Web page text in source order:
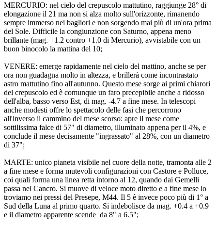
MERCURIO: nel cielo del crepuscolo mattutino, raggiunge 28° di
elongazione il 21 ma non si alza molto sull'orizzonte, rimanendo
sempre immerso nei bagliori e non sorgendo mai più di un'ora prima
del Sole. Difficile la congiunzione con Saturno, appena meno
brillante (mag. +1.2 contro +1.0 di Mercurio), avvistabile con un
buon binocolo la mattina del 10;
VENERE: emerge rapidamente nel cielo del mattino, anche se per
ora non guadagna molto in altezza, e brillerà come incontrastato
astro mattutino fino all'autunno. Questo mese sorge ai primi chiarori
del crepuscolo ed è comunque un faro precepibile anche a ridosso
dell'alba, basso verso Est, di mag. -4.7 a fine mese. In telescopi
anche modesti offre lo spettacolo delle fasi che percorrono
all'inverso il cammino del mese scorso: apre il mese come
sottilissima falce di 57" di diametro, illuminato appena per il 4%, e
conclude il mese decisamente "ingrassato" al 28%, con un diametro
di 37";
MARTE: unico pianeta visibile nel cuore della notte, tramonta alle 2
a fine mese e forma mutevoli configurazioni con Castore e Polluce,
coi quali forma una linea retta intorno al 12, quando dai Gemelli
passa nel Cancro. Si muove di veloce moto diretto e a fine mese lo
troviamo nei pressi del Presepe, M44. Il 5 è invece poco più di 1° a
Sud della Luna al primo quarto. Si indebolisce da mag. +0.4 a +0.9
e il diametro apparente scende da 8" a 6.5";